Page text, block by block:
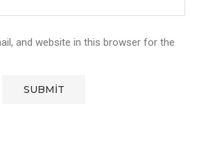
and website in this browser for the